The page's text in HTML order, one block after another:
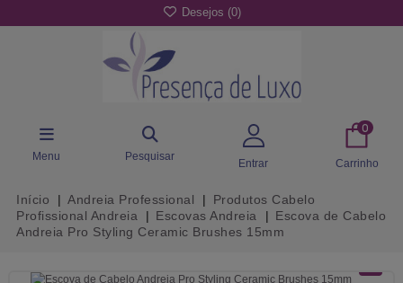
Desejos (0)
Menu Pesquisar
Entrar
0
Carrinho
Início Andreia Professional
Produtos Cabelo
Profissional Andreia
Escovas Andreia
Escova de Cabelo
Andreia Pro Styling Ceramic Brushes 15mm